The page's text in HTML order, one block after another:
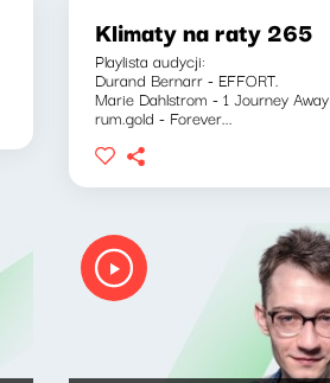
Klimaty na raty 265
Playlista audycji:
Durand Bernarr - EFFORT.
Marie Dahlstrom - 1 Journey Away
rum.gold - Forever...